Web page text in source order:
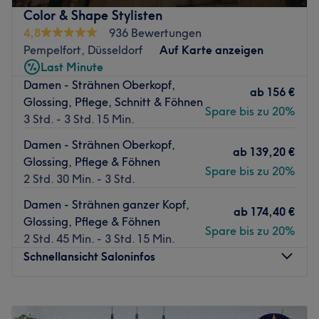
Haarschnitt & deine Haarfarbe auffrischen. Buche deinen
Termin direkt und unkompliziert über die Treatwell App
mit sofortiger Buchungsbestätigung.
Nächste öffentliche Verkehrsmittel:
Nur einen Katzensprung vom Salon entfernt, befindet sich
die Straßenbahnhaltestelle D-Venloer Straße.
Das Team:
Das Team von Ginos Friseure besteht aus einer kleinen
Anzahl an Mitarbeitern, welche es dir mit ihrer
freundlichen und zuvorkommenden Art leicht machen,
dich sofort wohl zu fühlen. Lass dich beraten und den für
dich perfekt passenden Haarschnitt & Style zu finden. Du
wirst den Salon garantiert mit neuem Selbstbewusstsein
wieder verlassen.
Expertise: Friseur.
Color & Shape Stylisten
4,8
936 Bewertungen
Pempelfort, Düsseldorf
Auf Karte anzeigen
Last Minute
Damen - Strähnen Oberkopf,
Glossing, Pflege, Schnitt & Föhnen
3 Std. - 3 Std. 15 Min.
ab 156 €
Spare bis zu 20%
Damen - Strähnen Oberkopf,
Glossing, Pflege & Föhnen
2 Std. 30 Min. - 3 Std.
ab 139,20 €
Spare bis zu 20%
Damen - Strähnen ganzer Kopf,
Glossing, Pflege & Föhnen
2 Std. 45 Min. - 3 Std. 15 Min.
ab 174,40 €
Spare bis zu 20%
Schnellansicht Saloninfos
19:00